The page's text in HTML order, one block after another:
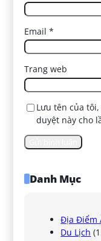
Email*
Trang web
Lưu tên của
duyệt này cho
Danh Mục
Địa Điểm
Du Lịch